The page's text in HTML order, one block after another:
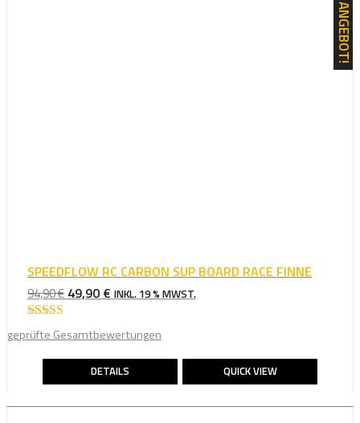
ANGEBOT!
SPEEDFLOW RC CARBON SUP BOARD RACE FINNE
94,90€ URSPRÜNGLICHER
WAR:
49,90 € AKTUELLER
IST:
INKL. 19 % MWST.
Bewertet mit
5.00von 5
geprüfte Gesamtbewertungen
DETAILS QUICK VIEW